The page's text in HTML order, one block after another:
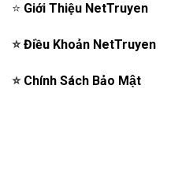
⭐️ Giới Thiệu NetTruyen
⭐️Điều Khoản NetTruyen
⭐️ Chính Sách Bảo Mật